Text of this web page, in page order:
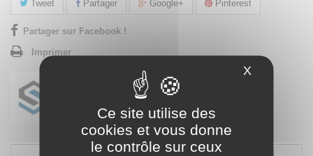
Ce site utilise des
cookies et vous donne
le contrôle sur ceux
X Masquer
Tweet Partager Google+ Pinterest
Partager sur Facebook !
Imprimer